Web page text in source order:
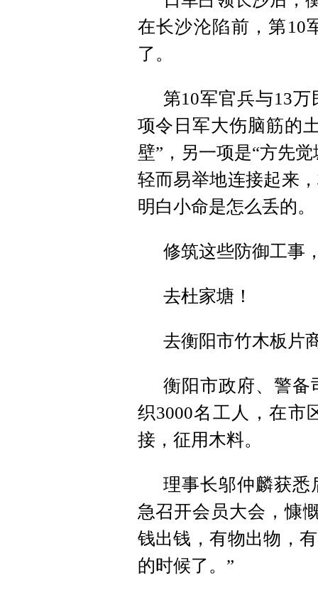
在长沙沦陷前，第10
了。
第10军官兵与13
项令日军大伤脑筋的
壁”，另一项是“方先
轻而易举地连接起来
明白小命是怎么丢的。
修筑这些防御工事
去杜家塘！
去衡阳市竹木板片
衡阳市政府、警备
织3000名工人，在市
接，征用木料。
理事长邬仲麟获悉
急召开会员大会，慷
钱出钱，有物出物，
的时候了。”